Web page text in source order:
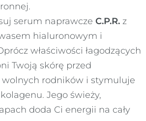
serum naprawcze C.P.R. z
hialuronowym i
właściwości łagodzących
Twoją skórę przed
wolnych rodników i stymuluje
Jego świeży,
doda Ci energii na cały